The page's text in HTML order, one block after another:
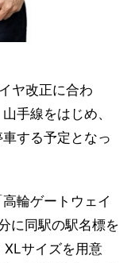
ヤ改正に合わ
手線をはじめ、
する予定となっ
輪ゲートウェイ
に同駅の駅名標を
XLサイズを用意